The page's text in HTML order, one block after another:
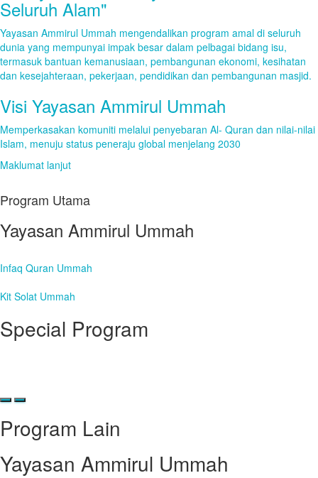
Seluruh Alam"
Yayasan Ammirul Ummah mengendalikan program amal di seluruh
dunia yang mempunyai impak besar dalam pelbagai bidang isu,
termasuk bantuan kemanusiaan, pembangunan ekonomi, kesihatan
dan kesejahteraan, pekerjaan, pendidikan dan pembangunan masjid.
Visi Yayasan Ammirul Ummah
Memperkasakan komuniti melalui penyebaran Al- Quran dan nilai-nilai
Islam, menuju status peneraju global menjelang 2030
Maklumat lanjut
Program Utama
Yayasan Ammirul Ummah
Infaq Quran Ummah
Kit Solat Ummah
Special Program
Program Lain
Yayasan Ammirul Ummah